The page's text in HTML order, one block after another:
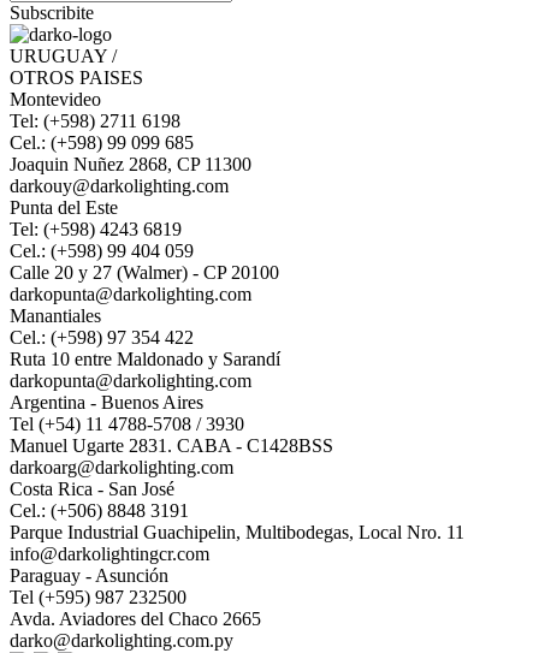
Subscribite
URUGUAY /
OTROS PAISES
Montevideo
Tel: (+598) 2711 6198
Cel.: (+598) 99 099 685
Joaquin Nuñez 2868, CP 11300
darkouy@darkolighting.com
Punta del Este
Tel: (+598) 4243 6819
Cel.: (+598) 99 404 059
Calle 20 y 27 (Walmer) - CP 20100
darkopunta@darkolighting.com
Manantiales
Cel.: (+598) 97 354 422
Ruta 10 entre Maldonado y Sarandí
darkopunta@darkolighting.com
Argentina - Buenos Aires
Tel (+54) 11 4788-5708 / 3930
Manuel Ugarte 2831. CABA - C1428BSS
darkoarg@darkolighting.com
Costa Rica - San José
Cel.: (+506) 8848 3191
Parque Industrial Guachipelin, Multibodegas, Local Nro. 11
info@darkolightingcr.com
Paraguay - Asunción
Tel (+595) 987 232500
Avda. Aviadores del Chaco 2665
darko@darkolighting.com.py